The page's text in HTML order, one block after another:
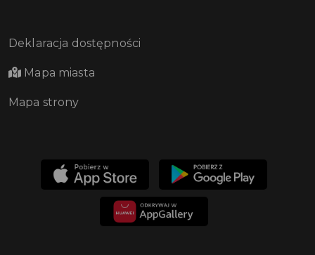
Deklaracja dostępności
Mapa miasta
Mapa strony